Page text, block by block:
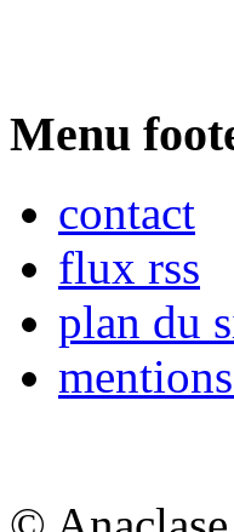
Menu
contact
flux rss
plan du